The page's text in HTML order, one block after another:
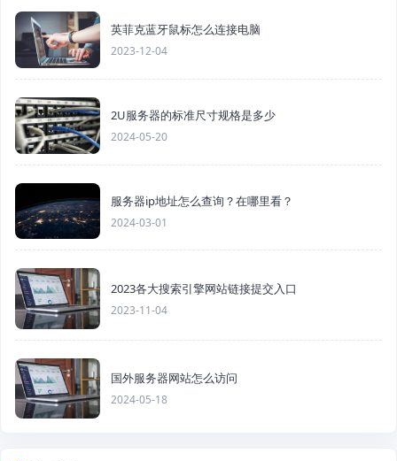
英菲克蓝牙鼠标怎么连接电脑
2023-12-04
2U服务器的标准尺寸规格是多少
2024-05-20
服务器ip地址怎么查询？在哪里看？
2024-03-01
2023各大搜索引擎网站链接提交入口
2023-11-04
国外服务器网站怎么访问
2024-05-18